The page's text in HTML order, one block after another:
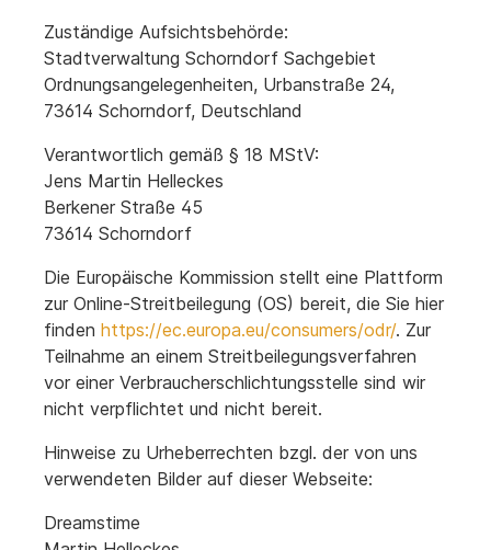
Zuständige Aufsichtsbehörde:
Stadtverwaltung Schorndorf Sachgebiet
Ordnungsangelegenheiten, Urbanstraße 24,
73614 Schorndorf, Deutschland
Verantwortlich gemäß § 18 MStV:
Jens Martin Helleckes
Berkener Straße 45
73614 Schorndorf
Die Europäische Kommission stellt eine Plattform
zur Online-Streitbeilegung (OS) bereit, die Sie hier
finden https://ec.europa.eu/consumers/odr/. Zur
Teilnahme an einem Streitbeilegungsverfahren
vor einer Verbraucherschlichtungsstelle sind wir
nicht verpflichtet und nicht bereit.
Hinweise zu Urheberrechten bzgl. der von uns
verwendeten Bilder auf dieser Webseite:
Dreamstime